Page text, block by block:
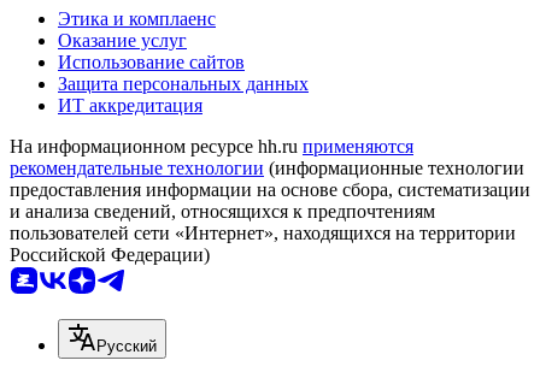
Этика и комплаенс
Оказание услуг
Использование сайтов
Защита персональных данных
ИТ аккредитация
На информационном ресурсе hh.ru применяются
рекомендательные технологии (информационные технологии
предоставления информации на основе сбора, систематизации
и анализа сведений, относящихся к предпочтениям
пользователей сети «Интернет», находящихся на территории
Российской Федерации)
Русский